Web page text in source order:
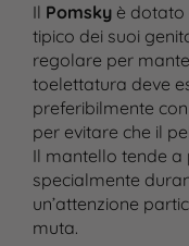
Il Pomskyè dotato
tipico dei suoi
regolare per
toelettatura deve
preferibilmente
per evitare che il
Il mantello tende
specialmente
un’attenzione
muta​.